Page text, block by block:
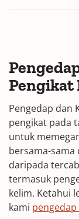
Pengikat
Pengedap dan
pengikat pada
untuk
bersama-
daripada
termasuk
kelim. Ketahui
kami